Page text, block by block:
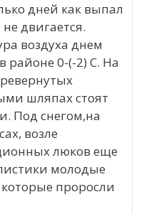
дней как выпал
не двигается.
воздуха днем
районе 0-(-2) С. На
шляпах стоят
Под снегом,на
возле
люков еще
молодые
проросли